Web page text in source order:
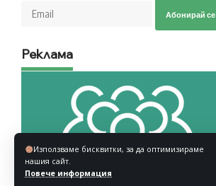
Използваме бисквитки, за да оптимизираме
нашия сайт.
Повече информация
Абонирай се
Реклама